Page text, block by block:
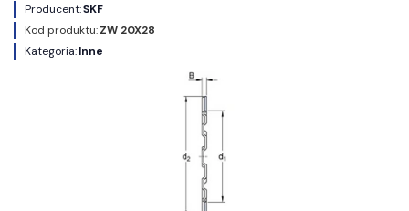
Producent:SKF
Kod produktu:ZW 20X28
Kategoria:Inne